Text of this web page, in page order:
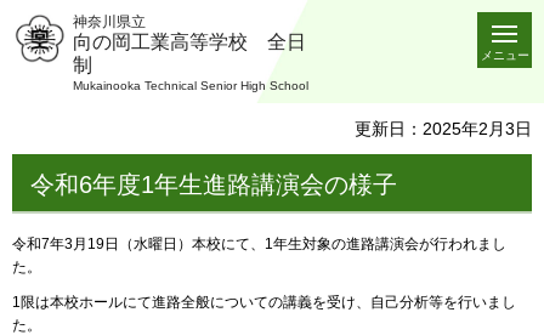
神奈川県立
向の岡工業高等学校 全日
制
Mukainooka Technical Senior High School
メニュー
更新日：2025年2月3日
令和6年度1年生進路講演会の様子
令和7年3月19日（水曜日）本校にて、1年生対象の進路講演会が行われまし
た。
1限は本校ホールにて進路全般についての講義を受け、自己分析等を行いまし
た。